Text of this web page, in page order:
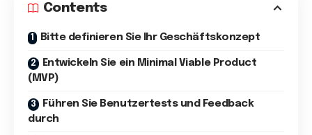
Contents
Bitte definieren Sie Ihr Geschäftskonzept
Entwickeln Sie ein Minimal Viable Product
(MVP)
Führen Sie Benutzertests und Feedback
durch